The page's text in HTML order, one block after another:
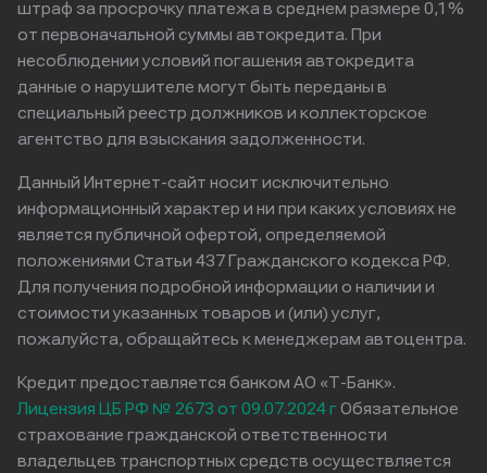
штраф за просрочку платежа в среднем размере 0,1%
от первоначальной суммы автокредита. При
несоблюдении условий погашения автокредита
данные о нарушителе могут быть переданы в
специальный реестр должников и коллекторское
агентство для взыскания задолженности.
Данный Интернет-сайт носит исключительно
информационный характер и ни при каких условиях не
является публичной офертой, определяемой
положениями Статьи 437 Гражданского кодекса РФ.
Для получения подробной информации о наличии и
стоимости указанных товаров и (или) услуг,
пожалуйста, обращайтесь к менеджерам автоцентра.
Кредит предоставляется банком АО «Т-Банк».
Лицензия ЦБ РФ № 2673 от 09.07.2024 гОбязательное
страхование гражданской ответственности
владельцев транспортных средств осуществляется